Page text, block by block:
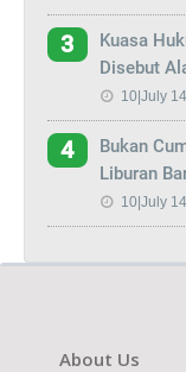
3
Kuasa
Disebut
10|July
4
Bukan
Liburan
10|July
About Us